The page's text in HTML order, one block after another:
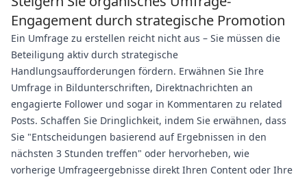
Engagement durch strategische Promotion
Ein Umfrage zu erstellen reicht nicht aus – Sie müssen die
Beteiligung aktiv durch strategische
Handlungsaufforderungen fördern. Erwähnen Sie Ihre
Umfrage in Bildunterschriften, Direktnachrichten an
engagierte Follower und sogar in Kommentaren zu related
Posts. Schaffen Sie Dringlichkeit, indem Sie erwähnen, dass
Sie "Entscheidungen basierend auf Ergebnissen in den
nächsten 3 Stunden treffen" oder hervorheben, wie
vorherige Umfrageergebnisse direkt Ihren Content oder Ihre